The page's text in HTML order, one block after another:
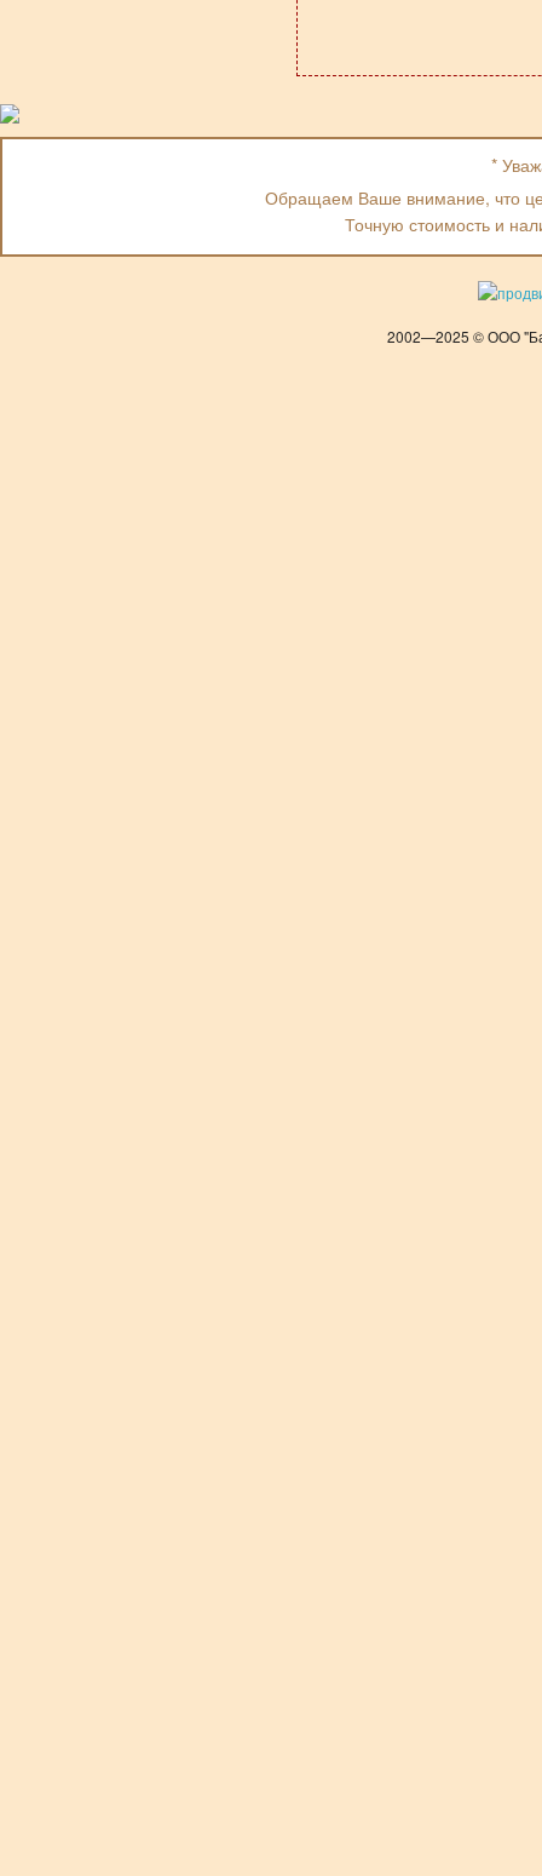
*
Обращаем Ваше внимание, что
Точную стоимость и
2002—2025 © ООО